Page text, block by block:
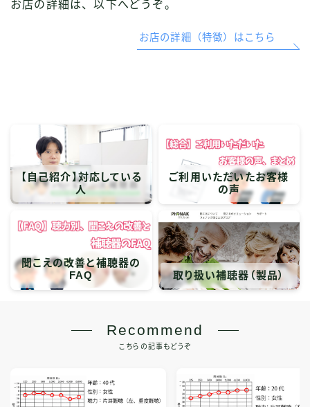
お店の詳細は、以下へどうぞ。
お店の詳細（特徴）はこちら
【自己紹介】対応している
人
ご利用いただいたお客様
の声
聞こえの改善と補聴器の
FAQ
取り扱い補聴器（製品）
Recommend
こちらの記事もどうぞ